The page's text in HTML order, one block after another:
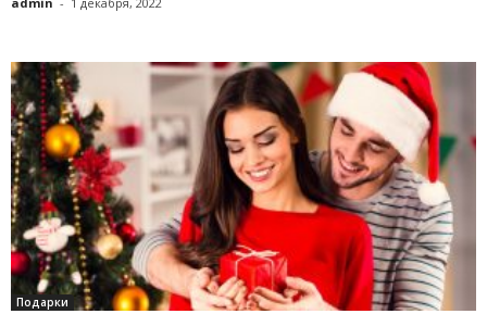
Подарки